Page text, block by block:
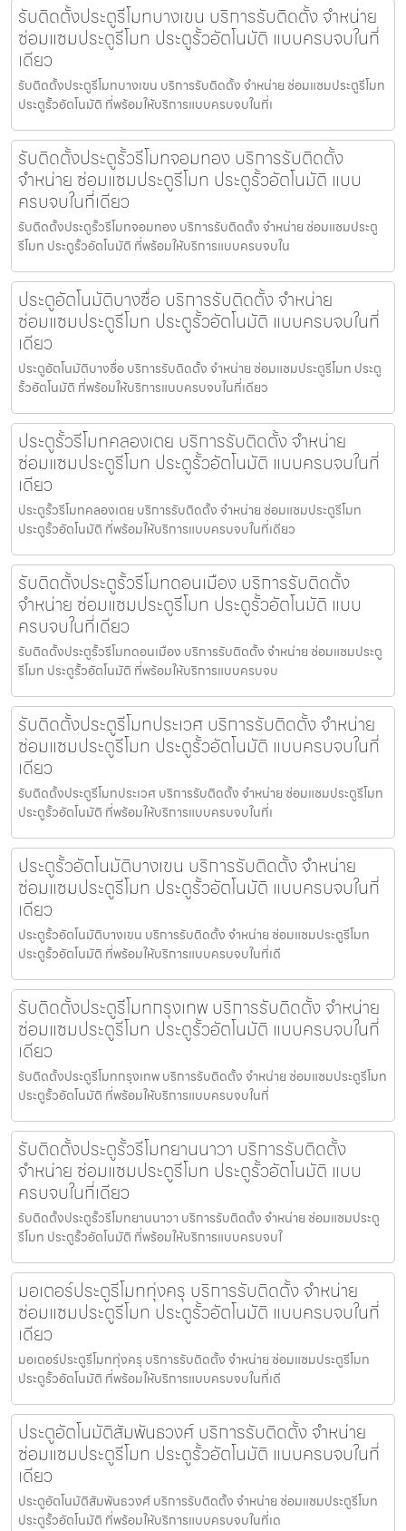
รับติดตั้งประตูรีโมทบางเขน บริการรับติดตั้ง จำหน่าย
ซ่อมแซมประตูรีโมท ประตูรั้วอัตโนมัติ แบบครบจบในที่
เดียว
รับติดตั้งประตูรีโมทบางเขน บริการรับติดตั้ง จำหน่าย ซ่อมแซมประตูรีโมท
ประตูรั้วอัตโนมัติ ที่พร้อมให้บริการแบบครบจบในที่เ
รับติดตั้งประตูรั้วรีโมทจอมทอง บริการรับติดตั้ง
จำหน่าย ซ่อมแซมประตูรีโมท ประตูรั้วอัตโนมัติ แบบ
ครบจบในที่เดียว
รับติดตั้งประตูรั้วรีโมทจอมทอง บริการรับติดตั้ง จำหน่าย ซ่อมแซมประตู
รีโมท ประตูรั้วอัตโนมัติ ที่พร้อมให้บริการแบบครบจบใน
ประตูอัตโนมัติบางซื่อ บริการรับติดตั้ง จำหน่าย
ซ่อมแซมประตูรีโมท ประตูรั้วอัตโนมัติ แบบครบจบในที่
เดียว
ประตูอัตโนมัติบางซื่อ บริการรับติดตั้ง จำหน่าย ซ่อมแซมประตูรีโมท ประตู
รั้วอัตโนมัติ ที่พร้อมให้บริการแบบครบจบในที่เดียว
ประตูรั้วรีโมทคลองเตย บริการรับติดตั้ง จำหน่าย
ซ่อมแซมประตูรีโมท ประตูรั้วอัตโนมัติ แบบครบจบในที่
เดียว
ประตูรั้วรีโมทคลองเตย บริการรับติดตั้ง จำหน่าย ซ่อมแซมประตูรีโมท
ประตูรั้วอัตโนมัติ ที่พร้อมให้บริการแบบครบจบในที่เดียว
รับติดตั้งประตูรั้วรีโมทดอนเมือง บริการรับติดตั้ง
จำหน่าย ซ่อมแซมประตูรีโมท ประตูรั้วอัตโนมัติ แบบ
ครบจบในที่เดียว
รับติดตั้งประตูรั้วรีโมทดอนเมือง บริการรับติดตั้ง จำหน่าย ซ่อมแซมประตู
รีโมท ประตูรั้วอัตโนมัติ ที่พร้อมให้บริการแบบครบจบ
รับติดตั้งประตูรีโมทประเวศ บริการรับติดตั้ง จำหน่าย
ซ่อมแซมประตูรีโมท ประตูรั้วอัตโนมัติ แบบครบจบในที่
เดียว
รับติดตั้งประตูรีโมทประเวศ บริการรับติดตั้ง จำหน่าย ซ่อมแซมประตูรีโมท
ประตูรั้วอัตโนมัติ ที่พร้อมให้บริการแบบครบจบในที่เ
ประตูรั้วอัตโนมัติบางเขน บริการรับติดตั้ง จำหน่าย
ซ่อมแซมประตูรีโมท ประตูรั้วอัตโนมัติ แบบครบจบในที่
เดียว
ประตูรั้วอัตโนมัติบางเขน บริการรับติดตั้ง จำหน่าย ซ่อมแซมประตูรีโมท
ประตูรั้วอัตโนมัติ ที่พร้อมให้บริการแบบครบจบในที่เดี
รับติดตั้งประตูรีโมทกรุงเทพ บริการรับติดตั้ง จำหน่าย
ซ่อมแซมประตูรีโมท ประตูรั้วอัตโนมัติ แบบครบจบในที่
เดียว
รับติดตั้งประตูรีโมทกรุงเทพ บริการรับติดตั้ง จำหน่าย ซ่อมแซมประตูรีโมท
ประตูรั้วอัตโนมัติ ที่พร้อมให้บริการแบบครบจบในที่
รับติดตั้งประตูรั้วรีโมทยานนาวา บริการรับติดตั้ง
จำหน่าย ซ่อมแซมประตูรีโมท ประตูรั้วอัตโนมัติ แบบ
ครบจบในที่เดียว
รับติดตั้งประตูรั้วรีโมทยานนาวา บริการรับติดตั้ง จำหน่าย ซ่อมแซมประตู
รีโมท ประตูรั้วอัตโนมัติ ที่พร้อมให้บริการแบบครบจบใ
มอเตอร์ประตูรีโมททุ่งครุ บริการรับติดตั้ง จำหน่าย
ซ่อมแซมประตูรีโมท ประตูรั้วอัตโนมัติ แบบครบจบในที่
เดียว
มอเตอร์ประตูรีโมททุ่งครุ บริการรับติดตั้ง จำหน่าย ซ่อมแซมประตูรีโมท
ประตูรั้วอัตโนมัติ ที่พร้อมให้บริการแบบครบจบในที่เดี
ประตูอัตโนมัติสัมพันธวงศ์ บริการรับติดตั้ง จำหน่าย
ซ่อมแซมประตูรีโมท ประตูรั้วอัตโนมัติ แบบครบจบในที่
เดียว
ประตูอัตโนมัติสัมพันธวงศ์ บริการรับติดตั้ง จำหน่าย ซ่อมแซมประตูรีโมท
ประตูรั้วอัตโนมัติ ที่พร้อมให้บริการแบบครบจบในที่เด